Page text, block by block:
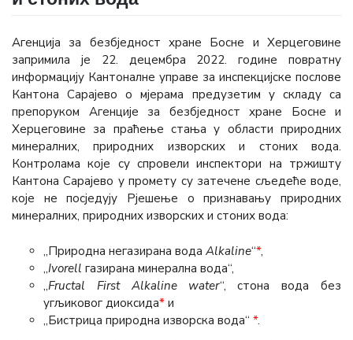
Агенција за безбједност хране Босне и Херцеговине
запримила је 22. децембра 2022. године повратну
информацију Кантоналне управе за инспекцијске послове
Кантона Сарајево о мјерама предузетим у складу са
препоруком Агенције за безбједност хране Босне и
Херцеговине за праћење стања у области природних
минералних, природних изворских и стоних вода.
Контролама које су спровели инспектори на тржишту
Кантона Сарајево у промету су затечене сљедеће воде,
које не посједују Рјешење о признавању природних
минералних, природних изворских и стоних вода:
„Природна негазирана вода Alkaline“*,
„Ivorell газирана минерална вода“,
„Fructal First Alkaline water“, стона вода без
угљиковог диоксида* и
„Бистрица природна изворска вода“ *.